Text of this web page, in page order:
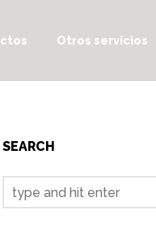
Otros servicios
SEARCH